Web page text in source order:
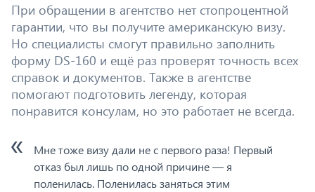
При обращении в агентство нет стопроцентной
гарантии, что вы получите американскую визу.
Но специалисты смогут правильно заполнить
форму DS-160 и ещё раз проверят точность всех
справок и документов. Также в агентстве
помогают подготовить легенду, которая
понравится консулам, но это работает не всегда.
Мне тоже визу дали не с первого раза! Первый
отказ был лишь по одной причине — я
поленилась. Поленилась заняться этим